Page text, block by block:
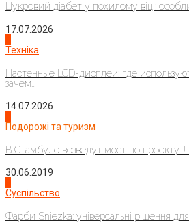
Цукровий діабет у похилому віці:
17.07.2026
Техніка
Настенные LCD-дисплеи: где
зачем...
14.07.2026
Подорожі та туризм
В Стамбуле возведут мост по проекту
30.06.2019
Суспільство
Фарби Sniezka: універсальні рішення для